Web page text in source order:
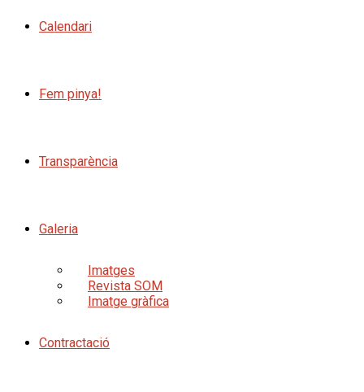
Calendari
Fem pinya!
Transparència
Galeria
Imatges
Revista SOM
Imatge gràfica
Contractació